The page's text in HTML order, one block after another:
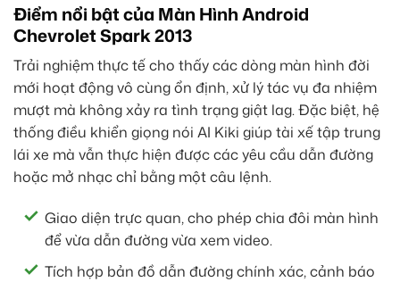
Điểm nổi bật của Màn Hình Android
Chevrolet Spark 2013
Trải nghiệm thực tế cho thấy các dòng màn hình đời
mới hoạt động vô cùng ổn định, xử lý tác vụ đa nhiệm
mượt mà không xảy ra tình trạng giật lag. Đặc biệt, hệ
thống điều khiển giọng nói AI Kiki giúp tài xế tập trung
lái xe mà vẫn thực hiện được các yêu cầu dẫn đường
hoặc mở nhạc chỉ bằng một câu lệnh.
Giao diện trực quan, cho phép chia đôi màn hình
để vừa dẫn đường vừa xem video.
Tích hợp bản đồ dẫn đường chính xác, cảnh báo